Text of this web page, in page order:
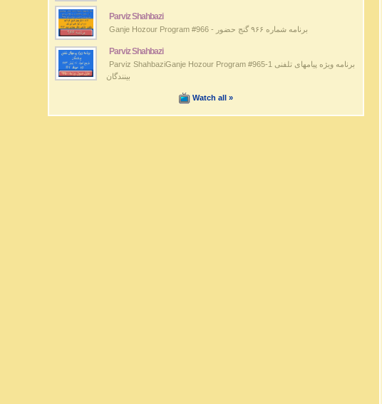
Parviz Shahbazi
Ganje Hozour Program #966 - برنامه شماره ۹۶۶ گنج حضور
Parviz Shahbazi
Parviz ShahbaziGanje Hozour Program #965-1 برنامه ویژه پیامهای تلفنی
بینندگان
Watch all »